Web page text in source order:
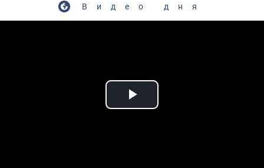
Видео дня
Play Video